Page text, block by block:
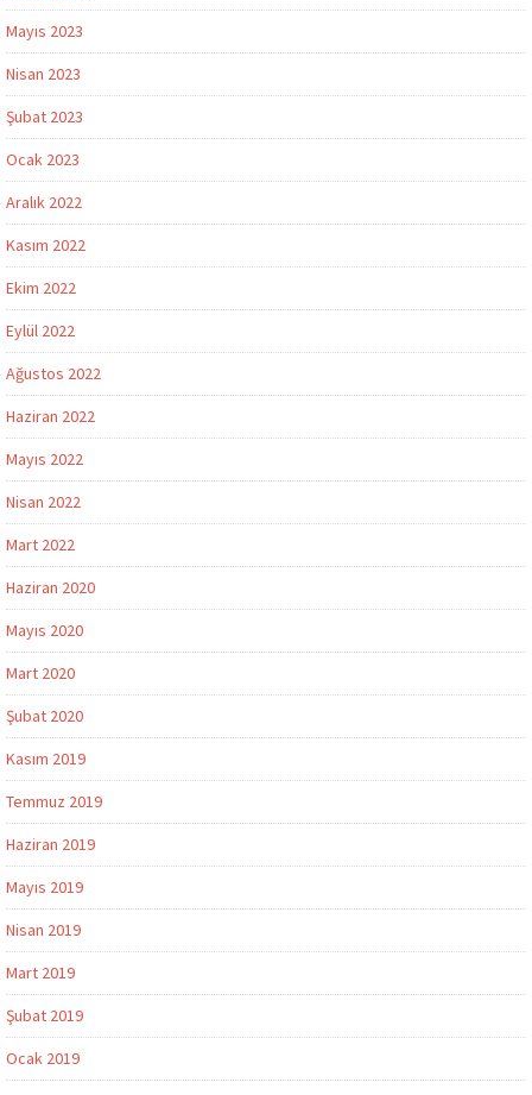
Mayıs 2023
Nisan 2023
Şubat 2023
Ocak 2023
Aralık 2022
Kasım 2022
Ekim 2022
Eylül 2022
Ağustos 2022
Haziran 2022
Mayıs 2022
Nisan 2022
Mart 2022
Haziran 2020
Mayıs 2020
Mart 2020
Şubat 2020
Kasım 2019
Temmuz 2019
Haziran 2019
Mayıs 2019
Nisan 2019
Mart 2019
Şubat 2019
Ocak 2019